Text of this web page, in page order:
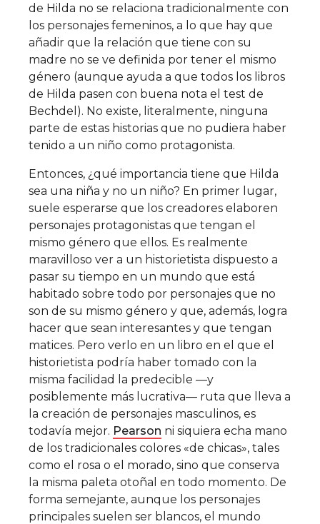
de Hilda no se relaciona tradicionalmente con
los personajes femeninos, a lo que hay que
añadir que la relación que tiene con su
madre no se ve definida por tener el mismo
género (aunque ayuda a que todos los libros
de Hilda pasen con buena nota el test de
Bechdel). No existe, literalmente, ninguna
parte de estas historias que no pudiera haber
tenido a un niño como protagonista.
Entonces, ¿qué importancia tiene que Hilda
sea una niña y no un niño? En primer lugar,
suele esperarse que los creadores elaboren
personajes protagonistas que tengan el
mismo género que ellos. Es realmente
maravilloso ver a un historietista dispuesto a
pasar su tiempo en un mundo que está
habitado sobre todo por personajes que no
son de su mismo género y que, además, logra
hacer que sean interesantes y que tengan
matices. Pero verlo en un libro en el que el
historietista podría haber tomado con la
misma facilidad la predecible —y
posiblemente más lucrativa— ruta que lleva a
la creación de personajes masculinos, es
todavía mejor. Pearson ni siquiera echa mano
de los tradicionales colores «de chicas», tales
como el rosa o el morado, sino que conserva
la misma paleta otoñal en todo momento. De
forma semejante, aunque los personajes
principales suelen ser blancos, el mundo